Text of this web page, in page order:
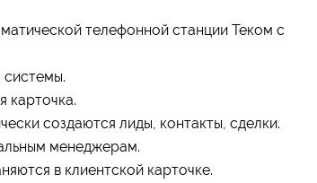
телефонной станции Теком с
системы.
карточка.
создаются лиды, контакты, сделки.
менеджерам.
в клиентской карточке.